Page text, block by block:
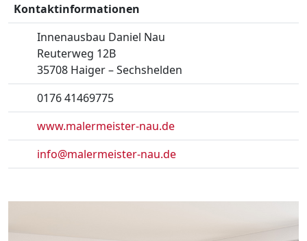
Kontaktinformationen
Innenausbau Daniel Nau
Reuterweg 12B
35708 Haiger – Sechshelden
0176 41469775
www.malermeister-nau.de
info@malermeister-nau.de